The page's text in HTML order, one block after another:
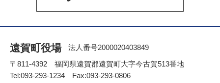
遠賀町役場
法人番号2000020403849
〒811-4392 福岡県遠賀郡遠賀町大字今古賀513番地
Tel:093-293-1234 Fax:093-293-0806